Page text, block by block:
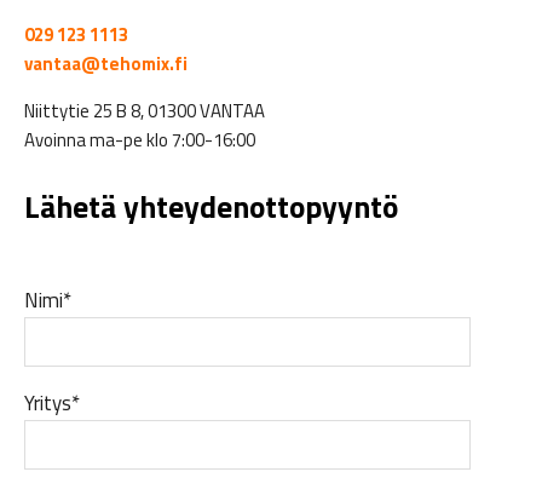
029 123 1113
vantaa@tehomix.fi
Niittytie 25 B 8, 01300 VANTAA
Avoinna ma-pe klo 7:00-16:00
Lähetä yhteydenottopyyntö
Nimi*
Yritys*